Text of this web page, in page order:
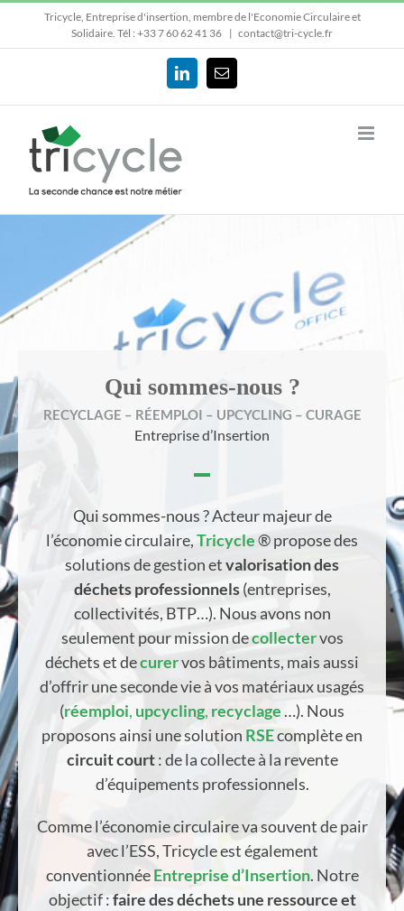
contenu
Tricycle, Entreprise d'insertion, membre de l'Economie Circulaire et
Solidaire. Tél : +33 7 60 62 41 36 | contact@tri-cycle.fr
LinkedInEmail
Qui sommes-nous ?
RECYCLAGE – RÉEMPLOI – UPCYCLING – CURAGE
Entreprise d’Insertion
Qui sommes-nous ? Acteur majeur de
l’économie circulaire,Tricycle® propose des
solutions de gestion etvalorisation des
déchets professionnels(entreprises,
collectivités, BTP…). Nous avons non
seulement pour mission decollectervos
déchets et decurervos bâtiments, mais aussi
d’offrir une seconde vie à vos matériaux usagés
(réemploi, upcycling, recyclage …). Nous
proposons ainsi une solution RSEcomplète en
circuit court: de la collecte à la revente
d’équipements professionnels.
Comme l’économie circulaire va souvent de pair
avec l’ESS, Tricycle est également
conventionnéeEntreprise d’Insertion. Notre
objectif :faire des déchets une ressource et